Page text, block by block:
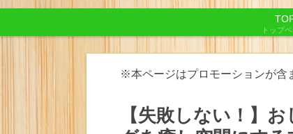
トップ
※本ページはプロモーションが含
【失敗しない！】